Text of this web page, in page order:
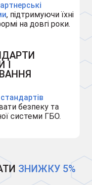
, підтримуючи їхні
на довгі роки.
І
безпеку та
системи ГБО.
ЗНИЖКУ 5%